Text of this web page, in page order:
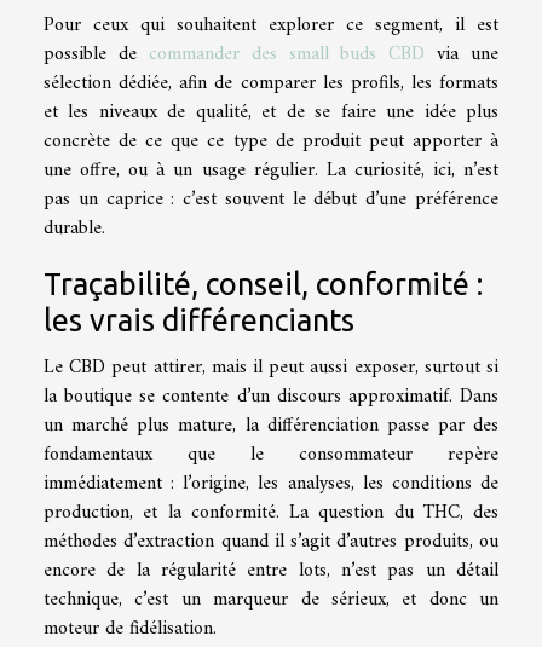
Pour ceux qui souhaitent explorer ce segment, il est
possible de commander des small buds CBD via une
sélection dédiée, afin de comparer les profils, les formats
et les niveaux de qualité, et de se faire une idée plus
concrète de ce que ce type de produit peut apporter à
une offre, ou à un usage régulier. La curiosité, ici, n’est
pas un caprice : c’est souvent le début d’une préférence
durable.
Traçabilité, conseil, conformité :
les vrais différenciants
Le CBD peut attirer, mais il peut aussi exposer, surtout si
la boutique se contente d’un discours approximatif. Dans
un marché plus mature, la différenciation passe par des
fondamentaux que le consommateur repère
immédiatement : l’origine, les analyses, les conditions de
production, et la conformité. La question du THC, des
méthodes d’extraction quand il s’agit d’autres produits, ou
encore de la régularité entre lots, n’est pas un détail
technique, c’est un marqueur de sérieux, et donc un
moteur de fidélisation.